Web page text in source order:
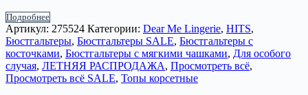
Подробнее
Артикул: 275524 Категории: Dear Me Lingerie, HITS,
Бюстгальтеры, Бюстгальтеры SALE, Бюстгальтеры с
косточками, Бюстгальтеры с мягкими чашками, Для особого
случая, ЛЕТНЯЯ РАСПРОДАЖА, Просмотреть всё,
Просмотреть всё SALE, Топы корсетные